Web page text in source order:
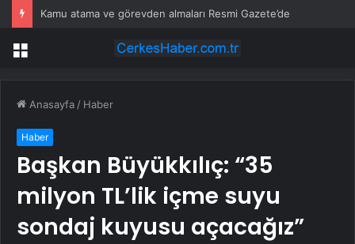
Kamu atama ve görevden almaları Resmi Gazete’de
Menü
Anasayfa / Haber
Haber
Başkan Büyükkılıç: “35
milyon TL’lik içme suyu
sondaj kuyusu açacağız”